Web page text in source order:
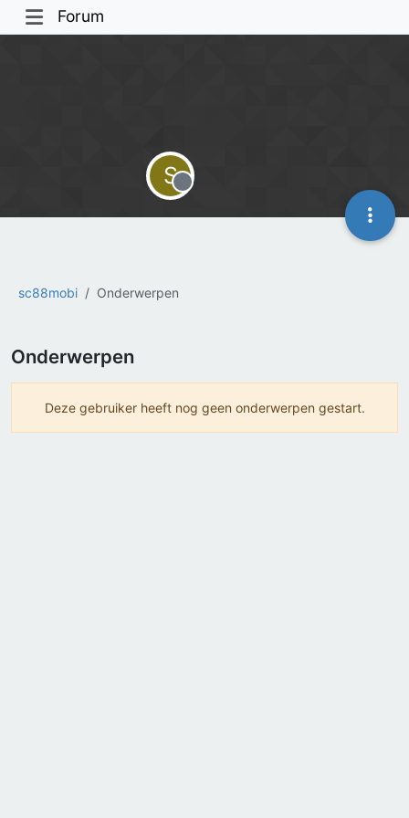
Forum
sc88mobi Onderwerpen
S
Offline
Onderwerpen
Deze gebruiker heeft nog geen onderwerpen gestart.